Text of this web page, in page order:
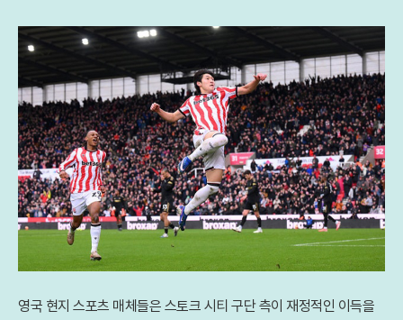
영국 현지 스포츠 매체들은 스토크 시티 구단 측이 재정적인 이득을